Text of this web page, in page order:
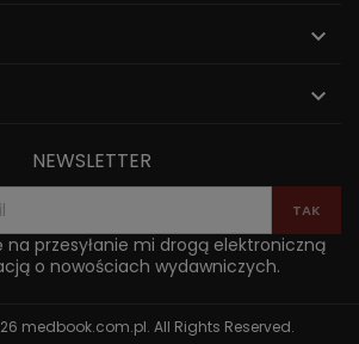


NEWSLETTER
na przesyłanie mi drogą elektroniczną
o nowościach wydawniczych.
medbook.com.pl. All Rights Reserved.